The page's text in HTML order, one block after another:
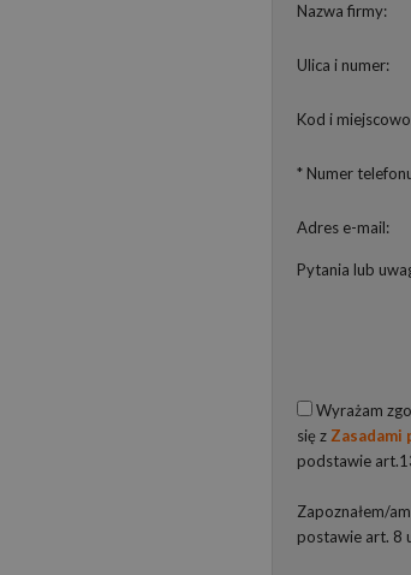
Nazwa firmy:
Ulica i numer:
Kod i
* Numer
Adres e-mail:
Pytania lub
Wyrażam
się z Zasadami
podstawie
Zapoznałem/
postawie art. 8